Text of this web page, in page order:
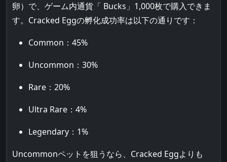
卵）で、ゲーム内通貨「 Bucks」1,000枚で購入できま
す。Cracked Eggの孵化成功率は以下の通りです：
Common：45%
Uncommon：30%
Rare：20%
Ultra Rare：4%
Legendary：1%
Uncommonペットを狙うなら、Cracked Eggよりも